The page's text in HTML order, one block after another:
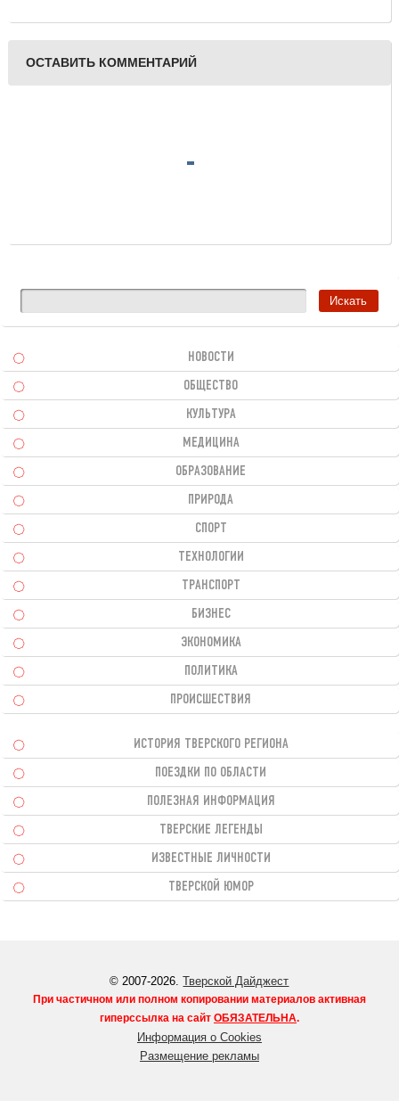
ОСТАВИТЬ КОММЕНТАРИЙ
НОВОСТИ
ОБЩЕСТВО
КУЛЬТУРА
МЕДИЦИНА
ОБРАЗОВАНИЕ
ПРИРОДА
СПОРТ
ТЕХНОЛОГИИ
ТРАНСПОРТ
БИЗНЕС
ЭКОНОМИКА
ПОЛИТИКА
ПРОИСШЕСТВИЯ
ИСТОРИЯ ТВЕРСКОГО РЕГИОНА
ПОЕЗДКИ ПО ОБЛАСТИ
ПОЛЕЗНАЯ ИНФОРМАЦИЯ
ТВЕРСКИЕ ЛЕГЕНДЫ
ИЗВЕСТНЫЕ ЛИЧНОСТИ
ТВЕРСКОЙ ЮМОР
© 2007-2026.Тверской Дайджест
При частичном или полном копировании материалов активная
гиперссылка на сайт ОБЯЗАТЕЛЬНА.
Информация о Cookies
Размещение рекламы